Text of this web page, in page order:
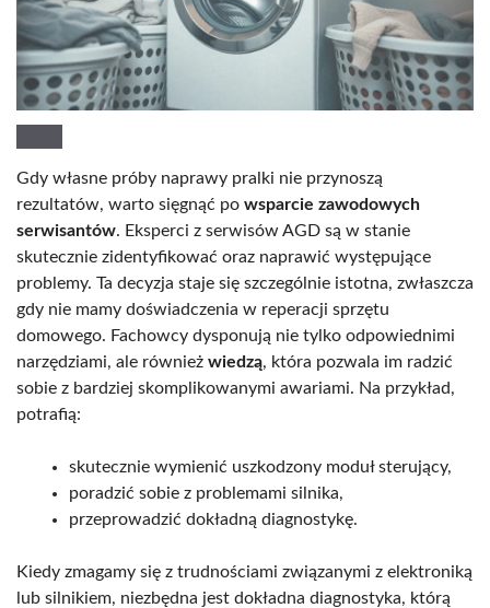
Gdy własne próby naprawy pralki nie przynoszą
rezultatów, warto sięgnąć po wsparcie zawodowych
serwisantów. Eksperci z serwisów AGD są w stanie
skutecznie zidentyfikować oraz naprawić występujące
problemy. Ta decyzja staje się szczególnie istotna, zwłaszcza
gdy nie mamy doświadczenia w reperacji sprzętu
domowego. Fachowcy dysponują nie tylko odpowiednimi
narzędziami, ale również wiedzą, która pozwala im radzić
sobie z bardziej skomplikowanymi awariami. Na przykład,
potrafią:
skutecznie wymienić uszkodzony moduł sterujący,
poradzić sobie z problemami silnika,
przeprowadzić dokładną diagnostykę.
Kiedy zmagamy się z trudnościami związanymi z elektroniką
lub silnikiem, niezbędna jest dokładna diagnostyka, którą